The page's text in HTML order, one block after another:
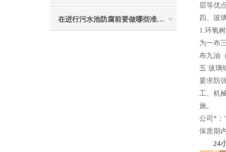
在进行污水池防腐前要做哪些准备工作？
层等优
四、玻
1.环氧
为一布
布九油
五 玻璃
要求防
工、机
施。
公司*：
保质期
24小